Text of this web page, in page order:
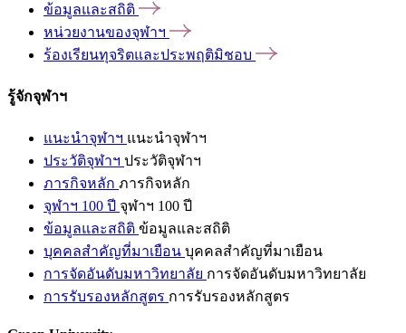
ข้อมูลและสถิติ
หน่วยงานของจุฬาฯ
ร้องเรียนทุจริตและประพฤติมิชอบ
รู้จักจุฬาฯ
แนะนำจุฬาฯ แนะนำจุฬาฯ
ประวัติจุฬาฯ ประวัติจุฬาฯ
ภารกิจหลัก ภารกิจหลัก
จุฬาฯ 100 ปี จุฬาฯ 100 ปี
ข้อมูลและสถิติ ข้อมูลและสถิติ
บุคคลสำคัญที่มาเยือน บุคคลสำคัญที่มาเยือน
การจัดอันดับมหาวิทยาลัย การจัดอันดับมหาวิทยาลัย
การรับรองหลักสูตร การรับรองหลักสูตร